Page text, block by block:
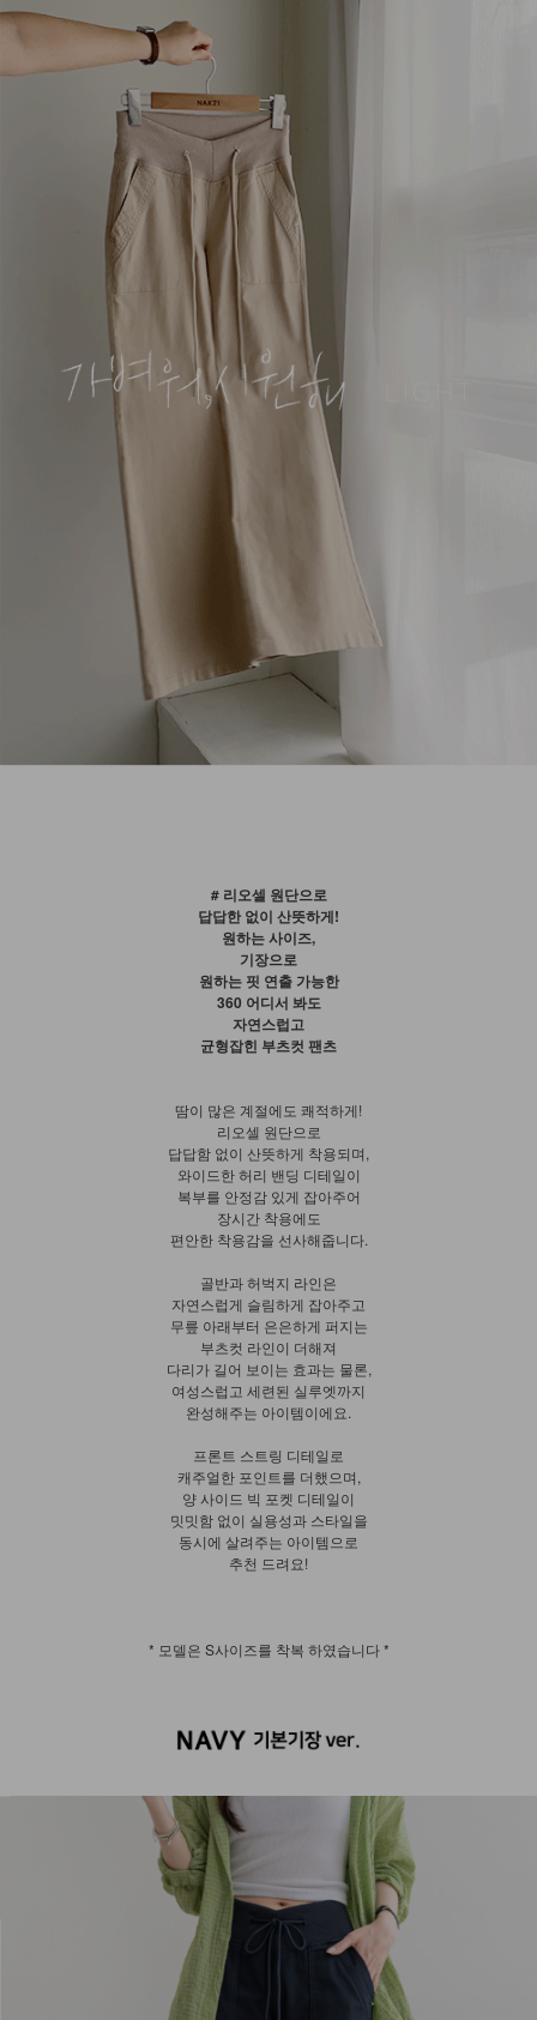
# 리오셀 원단으로
답답한 없이 산뜻하게!
원하는 사이즈,
기장으로
원하는 핏 연출 가능한
360 어디서 봐도
자연스럽고
균형잡힌 부츠컷 팬츠
땀이 많은 계절에도 쾌적하게!
리오셀 원단으로
답답함 없이 산뜻하게 착용되며,
와이드한 허리 밴딩 디테일이
복부를 안정감 있게 잡아주어
장시간 착용에도
편안한 착용감을 선사해줍니다.
골반과 허벅지 라인은
자연스럽게 슬림하게 잡아주고
무릎 아래부터 은은하게 퍼지는
부츠컷 라인이 더해져
다리가 길어 보이는 효과는 물론,
여성스럽고 세련된 실루엣까지
완성해주는 아이템이에요.
프론트 스트링 디테일로
캐주얼한 포인트를 더했으며,
양 사이드 빅 포켓 디테일이
밋밋함 없이 실용성과 스타일을
동시에 살려주는 아이템으로
추천 드려요!
* 모델은 S사이즈를 착복 하였습니다 *